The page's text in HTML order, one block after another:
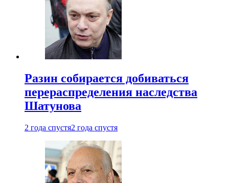
Разин собирается добиваться
перераспределения наследства
Шатунова
2 года спустя2 года спустя